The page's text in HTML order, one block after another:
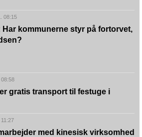
08:15
Har kommunerne styr på fortorvet,
08:58
gratis transport til festuge i
med kinesisk virksomhed